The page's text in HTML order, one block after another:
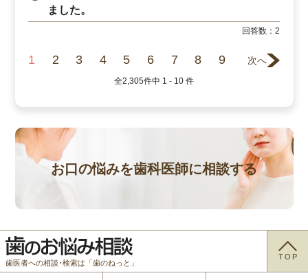
ました。
回答数：2
1 2 3 4 5 6 7 8 9 次へ
全2,305件中 1 - 10 件
お口の悩みを歯科医師に相談する
歯医者への相談･検索は「歯のねっと」
TOP